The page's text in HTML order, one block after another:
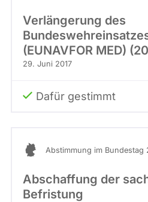
Verlängerung des
(EUNAVFOR MED)
29. Juni 2017
Dafür gestimmt
Abstimmung im Bundestag
Abschaffung der
Befristung